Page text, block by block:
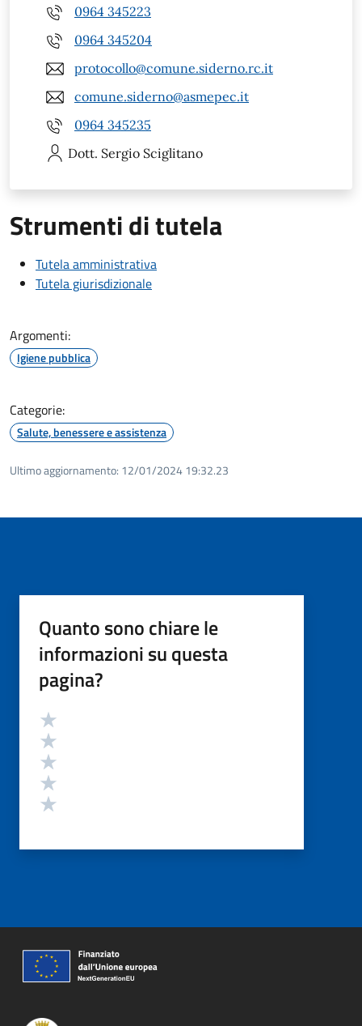
0964 345223
0964 345204
protocollo@comune.siderno.rc.it
comune.siderno@asmepec.it
0964 345235
Dott. Sergio Sciglitano
Strumenti di tutela
Tutela amministrativa
Tutela giurisdizionale
Argomenti:
Igiene pubblica
Categorie:
Salute, benessere e assistenza
Ultimo aggiornamento: 12/01/2024 19:32.23
Quanto sono chiare le
informazioni su questa
pagina?
Valutazione